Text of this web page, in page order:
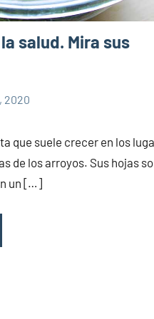
salud. Mira sus
2020
que suele crecer en los
de los arroyos. Sus hojas
un […]